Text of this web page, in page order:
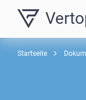
Startseite